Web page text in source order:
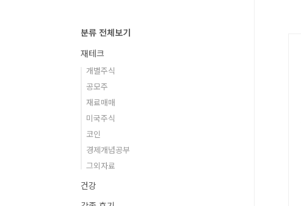
분류 전체보기
재테크
개별주식
공모주
재료매매
미국주식
코인
경제개념공부
그외자료
건강